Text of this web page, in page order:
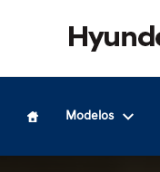
Modelos